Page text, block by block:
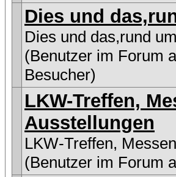
Dies und
Dies und das,rund
(Benutzer im Forum
Besucher)
LKW-Treffen,
Ausstellungen
LKW-Treffen,
(Benutzer im Forum